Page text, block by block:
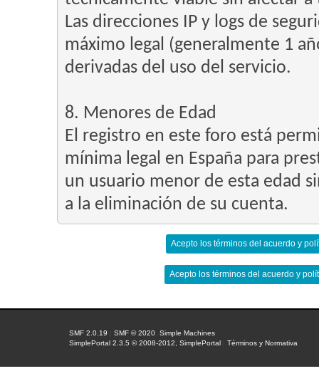
Las direcciones IP y logs de
máximo legal (generalmente 1
derivadas del uso del servicio.
8. Menores de Edad
El registro en este foro está
mínima legal en España para
un usuario menor de esta edad
a la eliminación de su cuenta.
SMF 2.0.19 |SMF © 2020 ,Simple Machines
SimplePortal 2.3.5 © 2008-2012, SimplePortal
|Términos y Normativa